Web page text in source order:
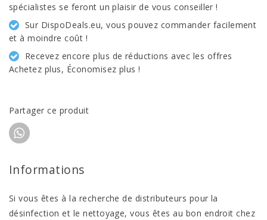
spécialistes se feront un plaisir de vous conseiller !
Sur DispoDeals.eu, vous pouvez commander facilement
et à moindre coût !
Recevez encore plus de réductions avec les offres
Achetez plus, Économisez plus !
Partager ce produit
Informations
Si vous êtes à la recherche de distributeurs pour la
désinfection et le nettoyage, vous êtes au bon endroit chez